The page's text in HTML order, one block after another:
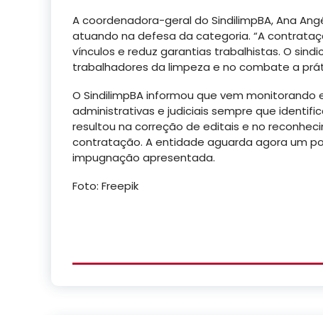
A coordenadora-geral do SindilimpBA, Ana
atuando na defesa da categoria. “A
vínculos e reduz garantias trabalhistas. O
trabalhadores da limpeza e no combate a
O SindilimpBA informou que vem
administrativas e judiciais sempre que
resultou na correção de editais e no
contratação. A entidade aguarda agora um
impugnação apresentada.
Foto: Freepik